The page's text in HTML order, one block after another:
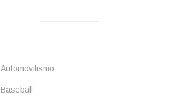
Automovilismo
Baseball